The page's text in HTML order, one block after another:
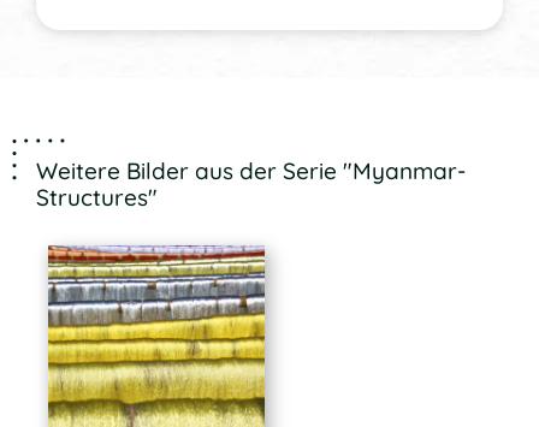
Weitere Bilder aus der Serie "Myanmar-
Structures"